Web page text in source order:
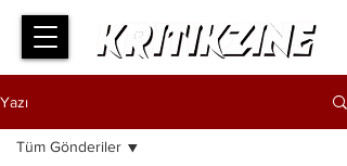
Yazı
Tüm Gönderiler